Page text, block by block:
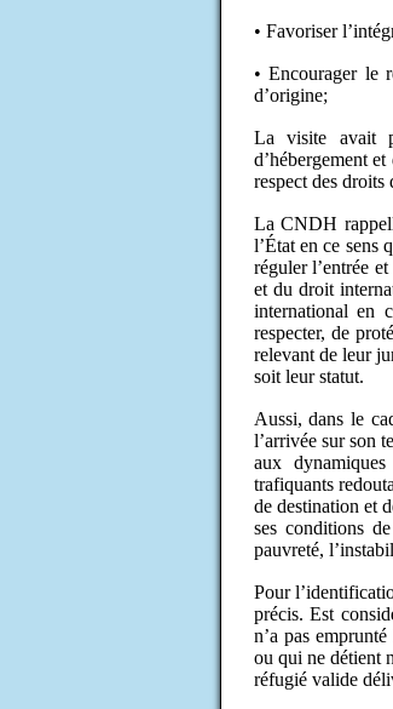
• Favoriser
• Encourager le
d’origine;
La visite avait
d’hébergement
respect des droits
La CNDH
l’État en ce sens
réguler l’entrée
et du droit
international en
respecter, de
relevant de leur
soit leur statut.
Aussi, dans le
l’arrivée sur son
aux
trafiquants
de destination et
ses conditions
pauvreté,
Pour
précis. Est
n’a pas
ou qui ne détient
réfugié valide